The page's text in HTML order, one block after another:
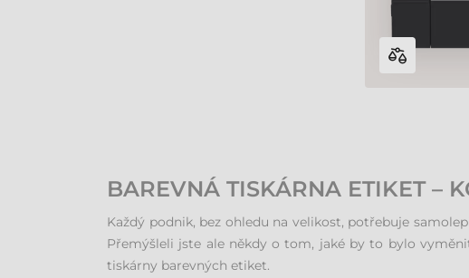
BAREVNÁ TISKÁRNA ETIKET –
Každý podnik, bez ohledu na velikost, potřebuje
Přemýšleli jste ale někdy o tom, jaké by to bylo
tiskárny barevných etiket.